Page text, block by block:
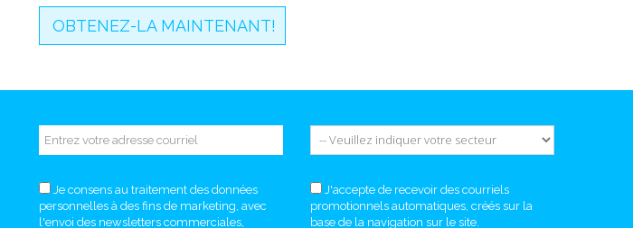
OBTENEZ-LA MAINTENANT!
Je consens au traitement des données
personnelles à des fins de marketing, avec
l'envoi des newsletters commerciales,
J'accepte de recevoir des courriels
promotionnels automatiques, créés sur la
base de la navigation sur le site.